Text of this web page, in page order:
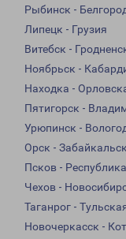
Рыбинск -
Липецк - Грузия
Витебск -
Ноябрьск -
Находка -
Пятигорск -
Урюпинск -
Орск -
Псков -
Чехов -
Таганрог -
Новочеркасск -